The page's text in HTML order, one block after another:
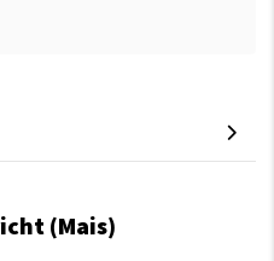
(Mais)